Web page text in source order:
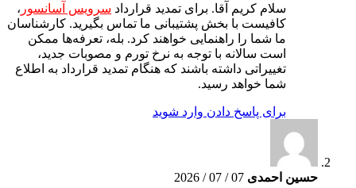
سلام کریم آقا. برای تمدید قرارداد سرویس آسانسور ،
کافیست با بخش پشتیبانی ما تماس بگیرید. کارشناسان
ما شما را راهنمایی خواهند کرد. بله، تعرفه‌ها ممکن
است سالانه با توجه به نرخ تورم و مصوبات جدید،
تغییراتی داشته باشند که هنگام تمدید قرارداد به اطلاع
شما خواهد رسید.
برای پاسخ دادن وارد شوید
حسین احمدی 07 / 07 / 2026